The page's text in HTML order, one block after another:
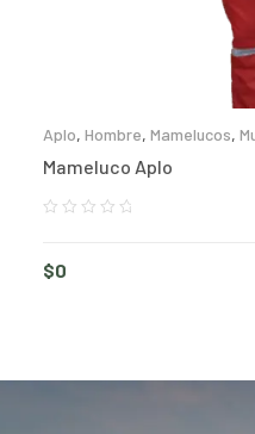
Aplo, Hombre, Mamelucos,
Mameluco Aplo
$0